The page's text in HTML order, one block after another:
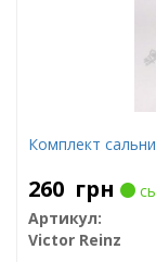
Комплект
260 грн
Артикул:
Victor Reinz